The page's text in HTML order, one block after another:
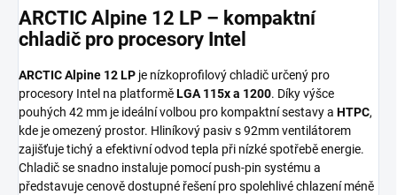
ARCTIC Alpine 12 LP – kompaktní
chladič pro procesory Intel
ARCTIC Alpine 12 LP je nízkoprofilový chladič určený pro
procesory Intel na platforměLGA 115x a 1200. Díky výšce
pouhých 42 mm je ideální volbou pro kompaktní sestavy a HTPC,
kde je omezený prostor. Hliníkový pasiv s 92mm ventilátorem
zajišťuje tichý a efektivní odvod tepla při nízké spotřebě energie.
Chladič se snadno instaluje pomocí push-pin systému a
představuje cenově dostupné řešení pro spolehlivé chlazení méně